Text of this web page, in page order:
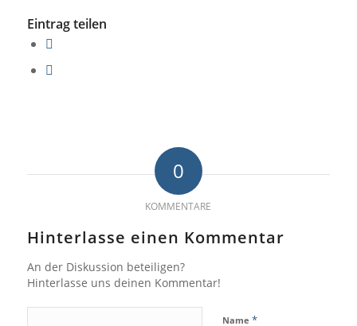
Eintrag teilen
0
KOMMENTARE
Hinterlasse einen Kommentar
An der Diskussion beteiligen?
Hinterlasse uns deinen Kommentar!
Name *